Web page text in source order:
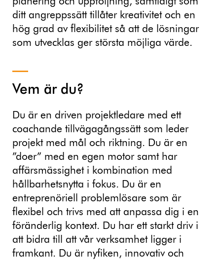
ditt angreppssätt tillåter kreativitet och en
hög grad av flexibilitet så att de lösningar
som utvecklas ger största möjliga värde.
Vem är du?
Du är en driven projektledare med ett
coachande tillvägagångssätt som leder
projekt med mål och riktning. Du är en
”doer” med en egen motor samt har
affärsmässighet i kombination med
hållbarhetsnytta i fokus. Du är en
entreprenöriell problemlösare som är
flexibel och trivs med att anpassa dig i en
föränderlig kontext. Du har ett starkt driv i
att bidra till att vår verksamhet ligger i
framkant. Du är nyfiken, innovativ och